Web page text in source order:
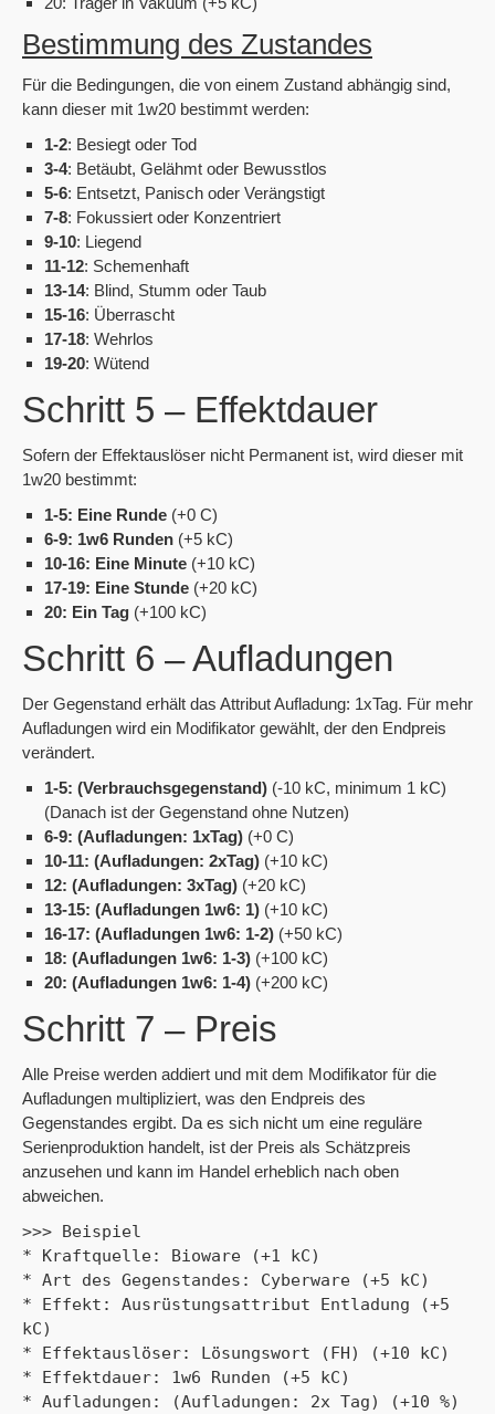
Bestimmung des Zustandes
Für die Bedingungen, die von einem Zustand abhängig sind,
kann dieser mit 1w20 bestimmt werden:
1-2: Besiegt oder Tod
3-4: Betäubt, Gelähmt oder Bewusstlos
5-6: Entsetzt, Panisch oder Verängstigt
7-8: Fokussiert oder Konzentriert
9-10: Liegend
11-12: Schemenhaft
13-14: Blind, Stumm oder Taub
15-16: Überrascht
17-18: Wehrlos
19-20: Wütend
Schritt 5 – Effektdauer
Sofern der Effektauslöser nicht Permanent ist, wird dieser mit
1w20 bestimmt:
1-5: Eine Runde (+0 C)
6-9: 1w6 Runden (+5 kC)
10-16: Eine Minute (+10 kC)
17-19: Eine Stunde (+20 kC)
20: Ein Tag (+100 kC)
Schritt 6 – Aufladungen
Der Gegenstand erhält das Attribut Aufladung: 1xTag. Für mehr
Aufladungen wird ein Modifikator gewählt, der den Endpreis
verändert.
1-5: (Verbrauchsgegenstand) (-10 kC, minimum 1 kC)
(Danach ist der Gegenstand ohne Nutzen)
6-9: (Aufladungen: 1xTag) (+0 C)
10-11: (Aufladungen: 2xTag) (+10 kC)
12: (Aufladungen: 3xTag) (+20 kC)
13-15: (Aufladungen 1w6: 1) (+10 kC)
16-17: (Aufladungen 1w6: 1-2) (+50 kC)
18: (Aufladungen 1w6: 1-3) (+100 kC)
20: (Aufladungen 1w6: 1-4) (+200 kC)
Schritt 7 – Preis
Alle Preise werden addiert und mit dem Modifikator für die
Aufladungen multipliziert, was den Endpreis des
Gegenstandes ergibt. Da es sich nicht um eine reguläre
Serienproduktion handelt, ist der Preis als Schätzpreis
anzusehen und kann im Handel erheblich nach oben
abweichen.
>>> Beispiel
* Kraftquelle: Bioware (+1 kC)
* Art des Gegenstandes: Cyberware (+5 kC)
* Effekt: Ausrüstungsattribut Entladung (+5
kC)
* Effektauslöser: Lösungswort (FH) (+10 kC)
* Effektdauer: 1w6 Runden (+5 kC)
* Aufladungen: (Aufladungen: 2x Tag) (+10 %)